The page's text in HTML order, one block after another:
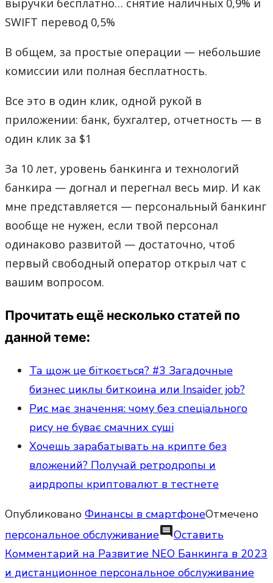
SWIFT перевод 0,5%
В общем, за простые операции — небольшие
комиссии или полная бесплатность.
Все это в один клик, одной рукой в
приложении: банк, бухгалтер, отчетность — в
один клик за $1
За 10 лет, уровень банкинга и технологий
банкира — догнал и перегнал весь мир. И как
мне представляется — персональный банкинг
вообще не нужен, если твой персонал
одинаково развитой — достаточно, чтоб
первый свободный оператор открыл чат с
вашим вопросом.
Прочитать ещё несколько статей по
данной теме:
Та щож це бiткоється? #3 Загадочные
бизнес циклы биткоина или Insaider job?
Рис має значення: чому без спеціального
рису не буває смачних суші
Хочешь зарабатывать на крипте без
вложений? Получай ретродропы и
аирдропы криптовалют в тестнете
Опубликовано Финансы в смартфонеОтмечено
персональное обслуживаниеcommentОставить
Комментарий на Развитие NEO Банкинга в 2023
и дистанционное персональное обслуживание